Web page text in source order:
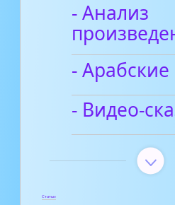
- Анализ
- Арабские
- Видео-
Статьи